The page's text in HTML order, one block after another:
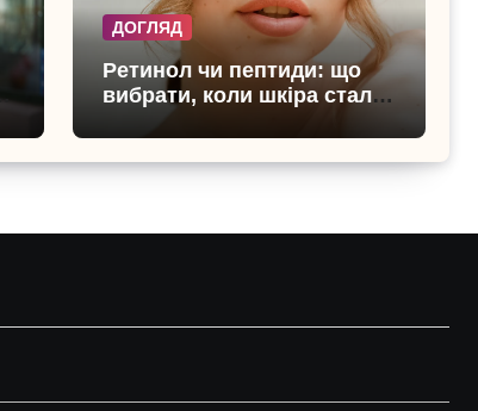
ДОГЛЯД
Ретинол чи пептиди: що
вибрати, коли шкіра стала
нерівною і чутливою